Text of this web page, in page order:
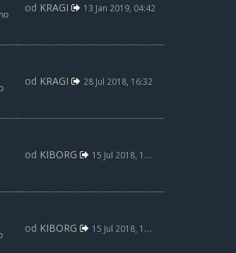
od KRAGI 13 Jan 2019, 04:42
od KRAGI 28 Jul 2018, 16:32
od KIBORG 15 Jul 2018, 13:35
od KIBORG 15 Jul 2018, 13:34